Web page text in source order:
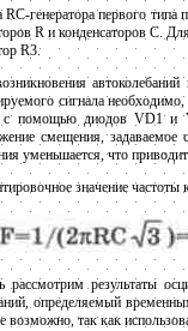
генератора первого
R и конденсаторов С.
R3.
сигнала
с помощью диодов VD1 и
смещения,
уменьшается, что
значение частоты
рассмотрим результаты
определяемый
возможно, так как